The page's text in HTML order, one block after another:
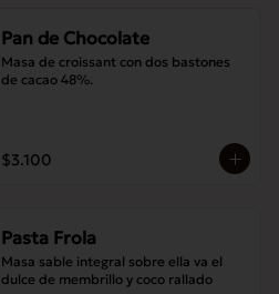
Pan de Chocolate
Masa de croissant con dos bastones
de cacao 48%.
$3.100
Pasta Frola
Masa sable integral sobre ella va el
dulce de membrillo y coco rallado